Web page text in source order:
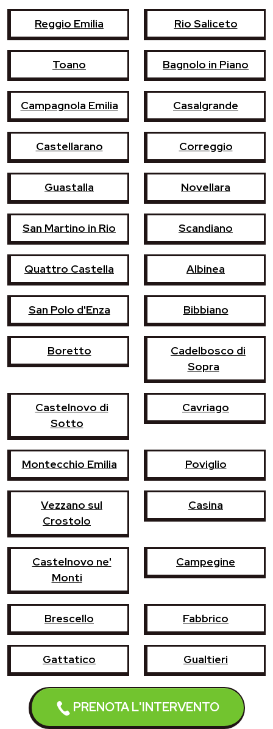
PRENOTA L'INTERVENTO
Reggio Emilia Rio Saliceto
Toano Bagnolo in Piano
Campagnola Emilia Casalgrande
Castellarano Correggio
Guastalla Novellara
San Martino in Rio Scandiano
Quattro Castella Albinea
San Polo d'Enza Bibbiano
Boretto
Cadelbosco di
Sopra
Castelnovo di
Sotto
Cavriago
Montecchio Emilia Poviglio
Vezzano sul
Crostolo
Casina
Castelnovo ne'
Monti
Campegine
Brescello Fabbrico
Gattatico Gualtieri
Luzzara Reggiolo